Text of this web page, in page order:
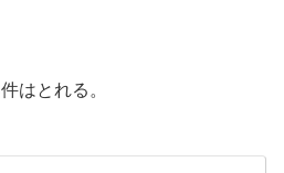
はとれる。